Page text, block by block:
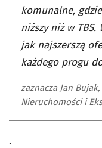
komunalne,
niższy niż w
jak najszerszą
każdego progu
zaznacza Jan
Nieruchomości i
.